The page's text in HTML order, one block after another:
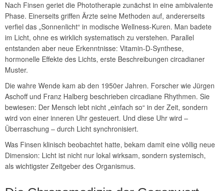
Nach Finsen geriet die Phototherapie zunächst in eine ambivalente
Phase. Einerseits griffen Ärzte seine Methoden auf, andererseits
verfiel das „Sonnenlicht“ in modische Wellness-Kuren. Man badete
im Licht, ohne es wirklich systematisch zu verstehen. Parallel
entstanden aber neue Erkenntnisse: Vitamin-D-Synthese,
hormonelle Effekte des Lichts, erste Beschreibungen circadianer
Muster.
Die wahre Wende kam ab den 1950er Jahren. Forscher wie Jürgen
Aschoff und Franz Halberg beschrieben circadiane Rhythmen. Sie
bewiesen: Der Mensch lebt nicht „einfach so“ in der Zeit, sondern
wird von einer inneren Uhr gesteuert. Und diese Uhr wird –
Überraschung – durch Licht synchronisiert.
Was Finsen klinisch beobachtet hatte, bekam damit eine völlig neue
Dimension: Licht ist nicht nur lokal wirksam, sondern systemisch,
als wichtigster Zeitgeber des Organismus.